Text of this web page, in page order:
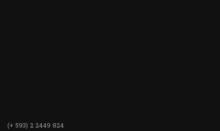
(+ 593) 2 2449 824